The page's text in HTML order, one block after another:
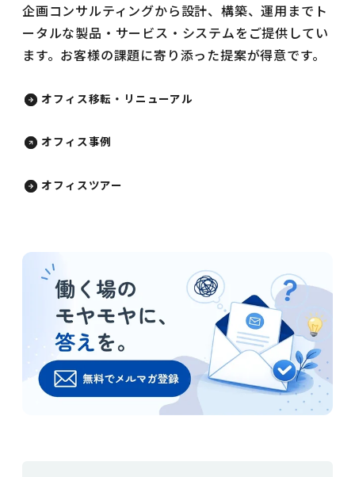
企画コンサルティングから設計、構築、運用までト
ータルな製品・サービス・システムをご提供してい
ます。お客様の課題に寄り添った提案が得意です。
オフィス移転・リニューアル
オフィス事例
オフィスツアー